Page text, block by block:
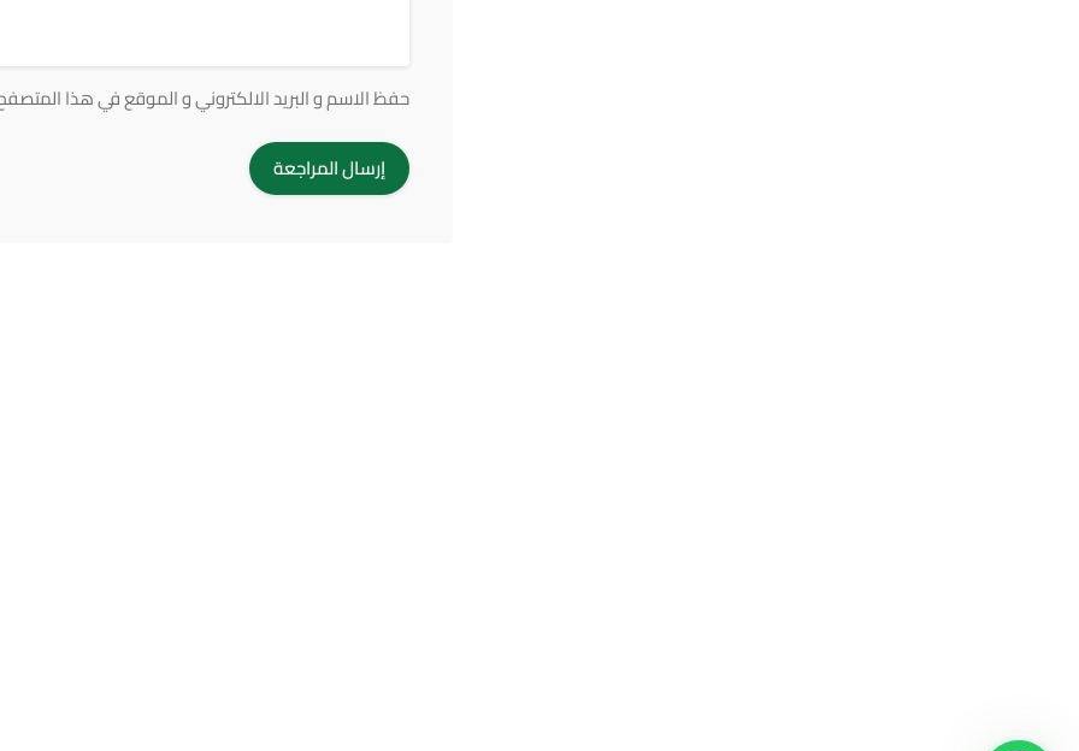
حفظ الاسم و البريد الالكتروني و الموقع في هذا